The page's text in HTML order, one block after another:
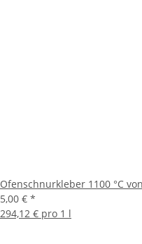
Ofenschnurkleber 1100 °C
5,00 € *
294,12 € pro 1 l